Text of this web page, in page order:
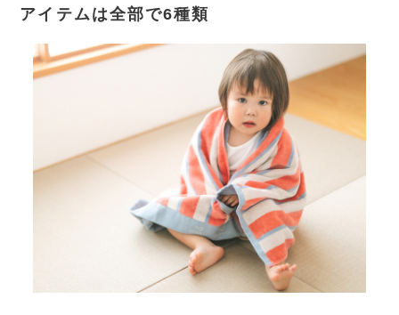
アイテムは全部で6種類